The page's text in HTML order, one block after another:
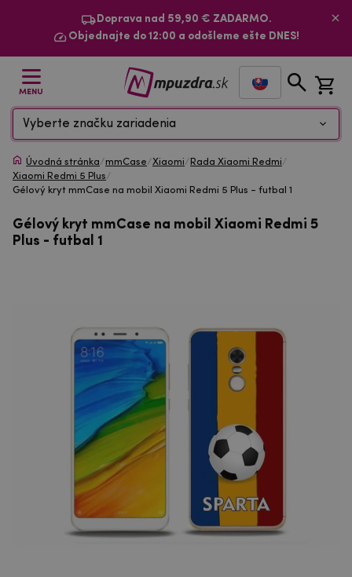
Doprava nad 59,90 € ZADARMO.
Objednajte do 12:00 a odošleme ešte DNES!
MENU
Vyberte značku zariadenia
Úvodná stránka/mmCase/Xiaomi/ Rada Xiaomi Redmi/
Xiaomi Redmi 5 Plus/
Gélový kryt mmCase na mobil Xiaomi Redmi 5 Plus - futbal 1
Gélový kryt mmCase na mobil Xiaomi Redmi 5
Plus - futbal 1